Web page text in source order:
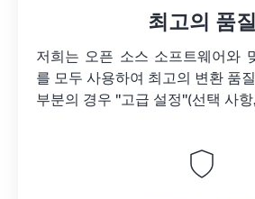
최고의 품질
저희는 오픈 소스 소프트웨어와
를 모두 사용하여 최고의 변환 품
부분의 경우 "고급 설정"(선택 사항,